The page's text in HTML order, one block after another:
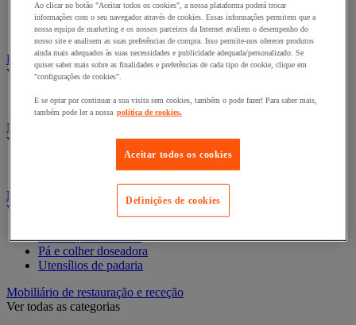
Frigoríficos e congeladores
Garrafeiras
Lavandaria
Ver todas as categorias
Engomagem
Máquinas de restauração para eventos
Ver todas as categorias
Material de padaria/pastelaria
Ver todas as categorias
Decoração alimentar
Pá e colher doseadora
Utensílios de padaria
Mobiliário de restauração e receção
Ver todas as categorias
Ao clicar no botão "Aceitar todos os cookies", a nossa plataforma poderá trocar
informações com o seu navegador através de cookies. Essas informações permitem que a
nossa equipa de marketing e os nossos parceiros da Internet avaliem o desempenho do
nosso site e analisem as suas preferências de compra. Isso permite-nos oferecer produtos
ainda mais adequados às suas necessidades e publicidade adequada/personalizado. Se
quiser saber mais sobre as finalidades e preferências de cada tipo de cookie, clique em
"configurações de cookies".
E se optar por continuar a sua visita sem cookies, também o pode fazer! Para saber mais,
também pode ler a nossa política de cookies.
Aceitar todos os cookies
Definições de cookies